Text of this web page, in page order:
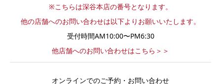
※こちらは深谷本店の番号となります。
他の店舗へのお問い合わせは以下よりお願いいたします。
受付時間AM10:00〜PM6:30
他店舗へのお問い合わせはこちら＞＞
オンラインでのご予約・お問い合わせ